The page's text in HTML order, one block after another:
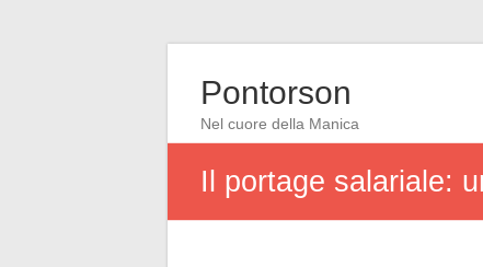
Pontorson
Nel cuore della Manica
Il portage salariale: